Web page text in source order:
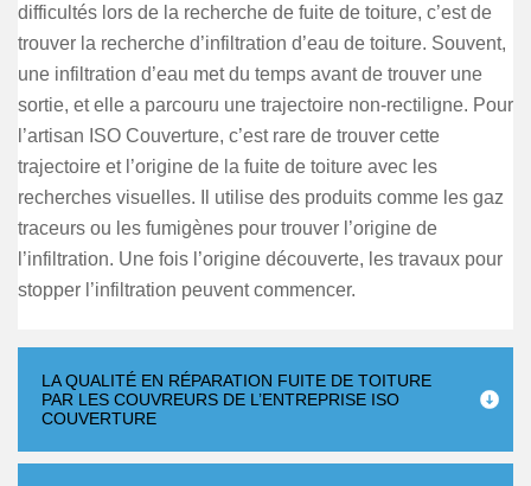
difficultés lors de la recherche de fuite de toiture, c’est de
trouver la recherche d’infiltration d’eau de toiture. Souvent,
une infiltration d’eau met du temps avant de trouver une
sortie, et elle a parcouru une trajectoire non-rectiligne. Pour
l’artisan ISO Couverture, c’est rare de trouver cette
trajectoire et l’origine de la fuite de toiture avec les
recherches visuelles. Il utilise des produits comme les gaz
traceurs ou les fumigènes pour trouver l’origine de
l’infiltration. Une fois l’origine découverte, les travaux pour
stopper l’infiltration peuvent commencer.
LA QUALITÉ EN RÉPARATION FUITE DE TOITURE
PAR LES COUVREURS DE L’ENTREPRISE ISO
COUVERTURE